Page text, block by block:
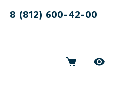
8 (812) 600-42-00